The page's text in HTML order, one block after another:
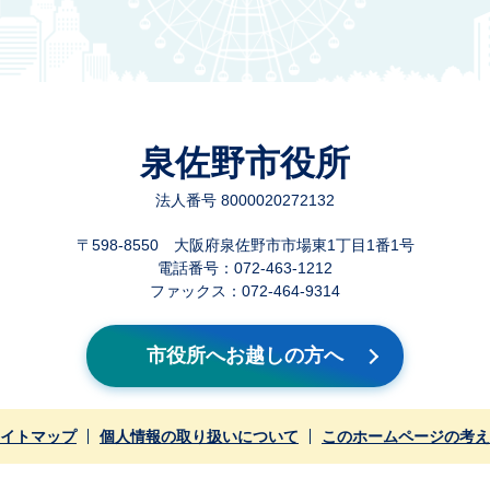
泉佐野市役所
法人番号 8000020272132
〒598-8550 大阪府泉佐野市市場東1丁目1番1号
電話番号：072-463-1212
ファックス：072-464-9314
市役所へお越しの方へ
トマップ 個人情報の取り扱いについて このホームページの考